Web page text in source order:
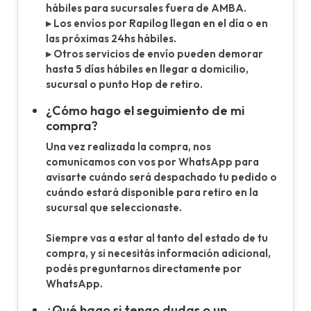
hábiles para sucursales fuera de AMBA.
▸ Los envíos por Rapilog llegan en el día o en
las próximas 24hs hábiles.
▸ Otros servicios de envío pueden demorar
hasta 5 días hábiles en llegar a domicilio,
sucursal o punto Hop de retiro.
¿Cómo hago el seguimiento de mi
compra?
Una vez realizada la compra, nos
comunicamos con vos por WhatsApp para
avisarte cuándo será despachado tu pedido o
cuándo estará disponible para retiro en la
sucursal que seleccionaste.
Siempre vas a estar al tanto del estado de tu
compra, y si necesitás información adicional,
podés preguntarnos directamente por
WhatsApp.